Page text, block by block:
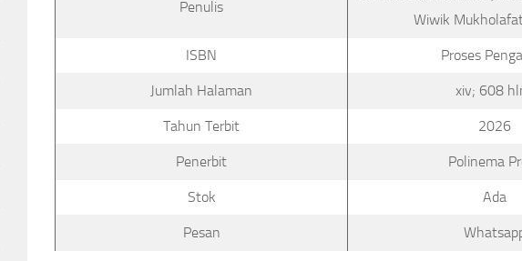
Penulis
Wiwik
ISBN Proses
Jumlah Halaman xiv; 608
Tahun Terbit 2026
Penerbit Polinema
Stok Ada
Pesan